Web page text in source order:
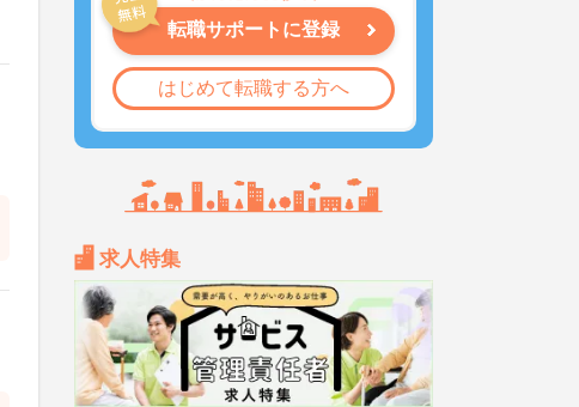
転職サポートに登録
はじめて転職する方へ
求人特集